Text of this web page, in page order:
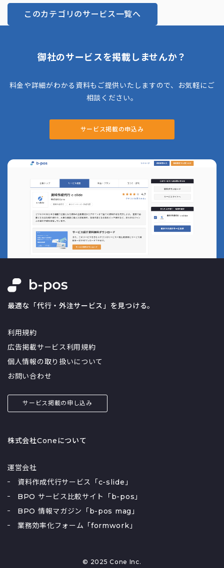
して請求していないのが特徴です。 顧客は売上0の創業期から
2000億円を超えるグローバル展開企業まで幅広く、会社の成
長ステージに合わせた会計サービスを提供。経営者の目指す会
このカテゴリのサービス一覧へ
御社のサービスを掲載しませんか？
料金や詳細がわかる資料もご提供いたしますので、お気軽にご
相談ください。
サービス掲載の申込み
最適な「代行・外注サービス」を見つける。
利用規約
広告掲載サービス利用規約
個人情報の取り扱いについて
お問い合わせ
サービス掲載の申し込み
株式会社Coneについて
運営会社
資料作成代行サービス「c-slide」
BPO サービス比較サイト「b-pos」
BPO 情報マガジン「b-pos mag」
業務効率化フォーム「formwork」
© 2025 Cone Inc.